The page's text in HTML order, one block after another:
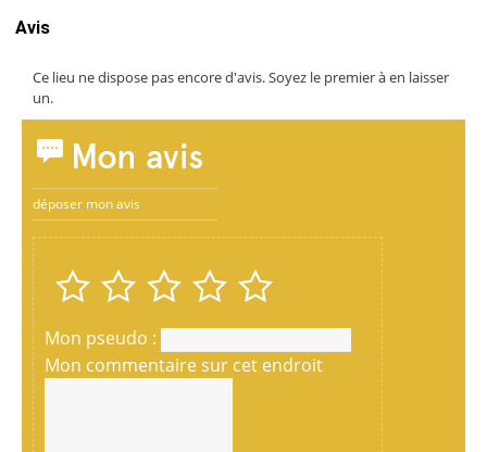
Avis
Ce lieu ne dispose pas encore d'avis. Soyez le premier à en laisser
un.
Mon avis
déposer mon avis
Mon pseudo :
Mon commentaire sur cet endroit